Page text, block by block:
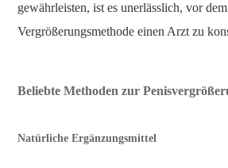
gewährleisten, ist es unerlässlich, vor
Vergrößerungsmethode einen Arzt zu
Beliebte Methoden zur
Natürliche Ergänzungsmittel